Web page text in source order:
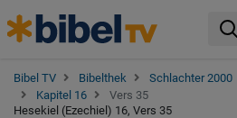
Bibel TV Bibelthek Schlachter 2000
Kapitel 16
Vers 35
Hesekiel (Ezechiel) 16, Vers 35